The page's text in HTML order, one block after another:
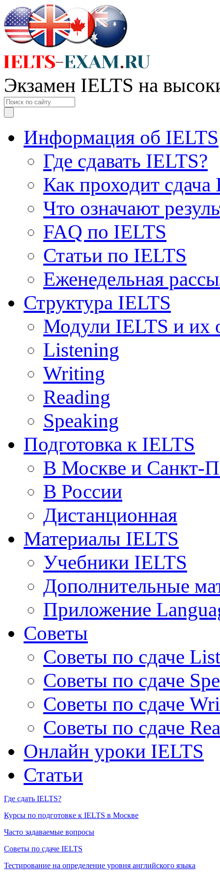
Экзамен IELTS на
Информация об IELTS
Где сдавать IELTS?
Как проходит сдача
Что означают
FAQ по IELTS
Статьи по IELTS
Еженедельная
Структура IELTS
Модули IELTS и их
Listening
Writing
Reading
Speaking
Подготовка к IELTS
В Москве и Санкт-
В России
Дистанционная
Материалы IELTS
Учебники IELTS
Дополнительные
Приложение
Советы
Советы по сдаче
Советы по сдаче
Советы по сдаче
Советы по сдаче
Онлайн уроки IELTS
Статьи
Где сдать IELTS?
Курсы по подготовке к IELTS в Москве
Часто задаваемые вопросы
Советы по сдаче IELTS
Тестирование на определение уровня английского языка